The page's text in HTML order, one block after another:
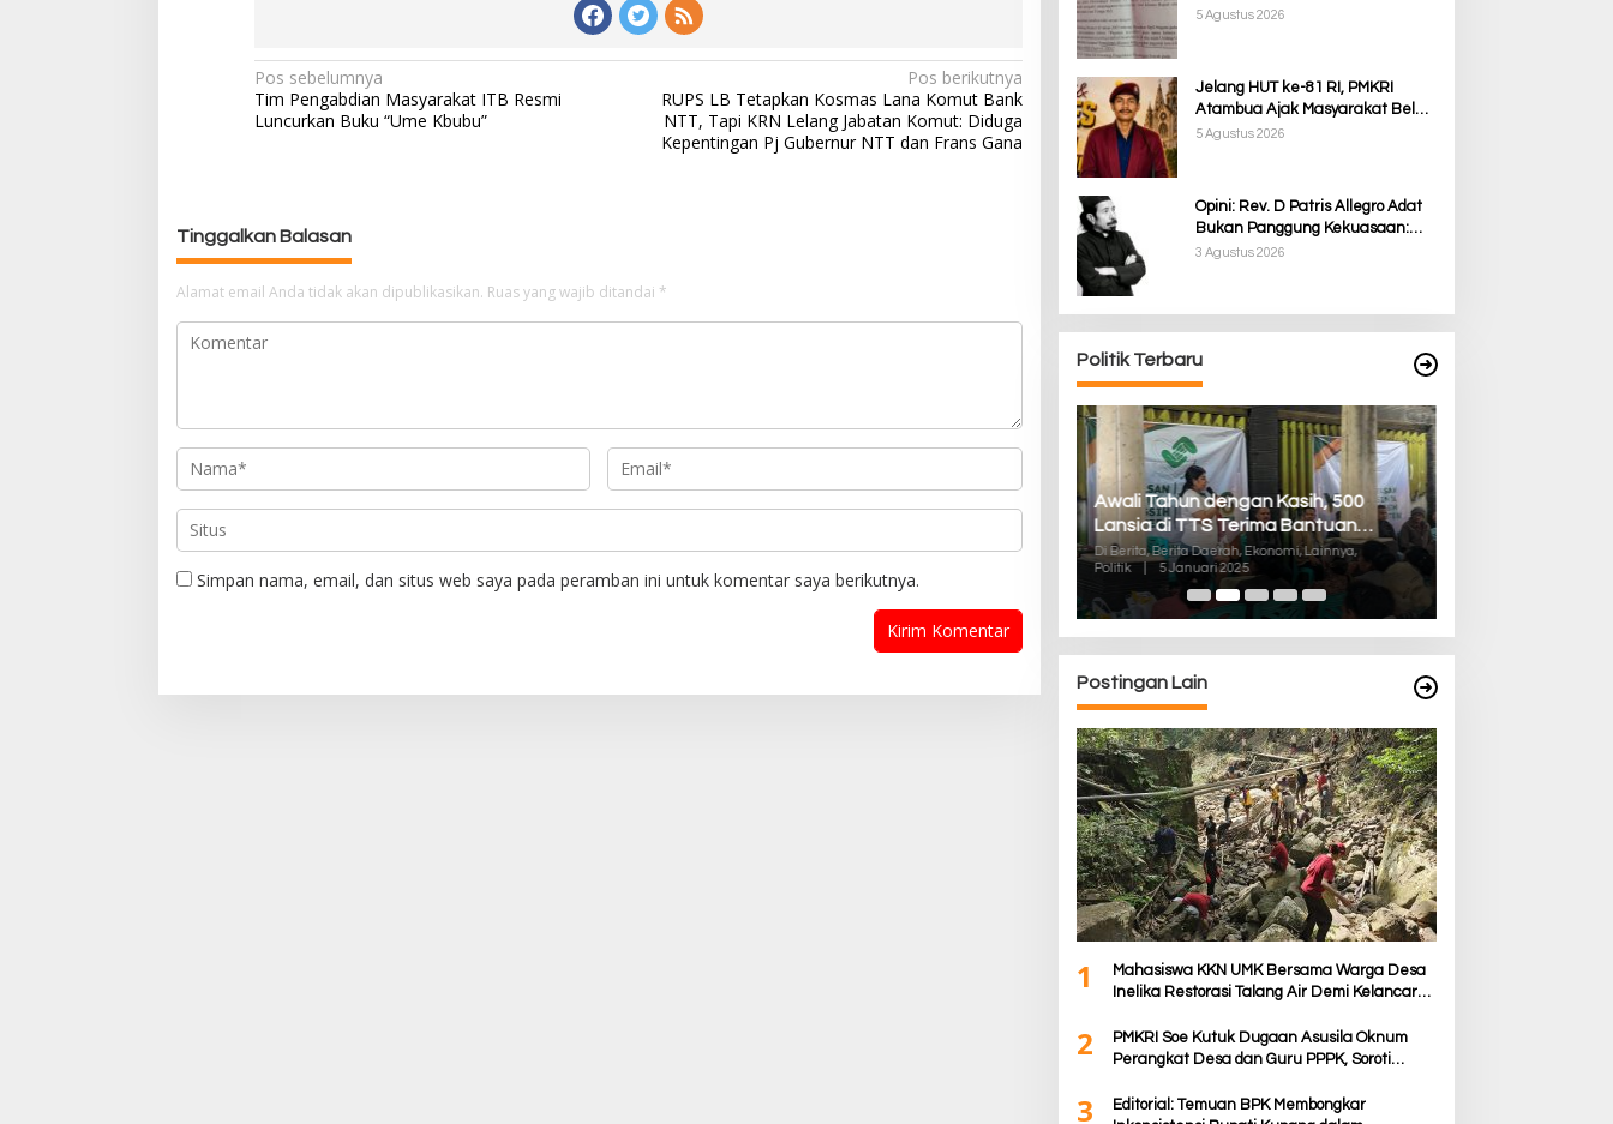
N
a
v
s
i
p
o
s
Pos sebelumnya
Tim Pengabdian Masyarakat ITB Resmi
Luncurkan Buku “Ume Kbubu”
Pos berikutnya
RUPS LB Tetapkan Kosmas Lana Komut Bank
NTT, Tapi KRN Lelang Jabatan Komut: Diduga
Kepentingan Pj Gubernur NTT dan Frans Gana
Tinggalkan Balasan
Alamat email Anda tidak akan dipublikasikan. Ruas yang wajib ditandai *
Simpan nama, email, dan situs web saya pada peramban ini untuk komentar saya berikutnya.
Kupang dalam Menjalankan
5 Agustus 2026
Jelang HUT ke-81 RI, PMKRI
Atambua Ajak Masyarakat Belu
Jaga Kamtibmas dan Tolak
5 Agustus 2026
Opini: Rev. D Patris Allegro Adat
Bukan Panggung Kekuasaan:
Membela Martabat Timor dari
3 Agustus 2026
Politik Terbaru
Di Berita, Berita Daerah, Ekonomi, Politik |
11
Awali Tahun dengan Kasih, 500
Lansia di TTS Terima Bantuan
Sembako dari Yayasan YNS
Di Berita, Berita Daerah, Ekonomi, Lainnya,
Politik
5 Januari 2025
Postingan Lain
1
Mahasiswa KKN UMK Bersama Warga Desa
Inelika Restorasi Talang Air Demi Kelancaran
2
PMKRI Soe Kutuk Dugaan Asusila Oknum
Perangkat Desa dan Guru PPPK, Soroti
3
Editorial: Temuan BPK Membongkar